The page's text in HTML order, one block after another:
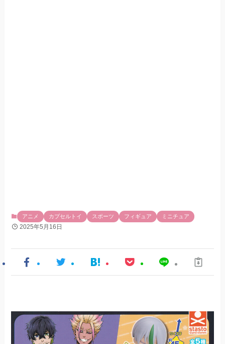
アニメ カプセルトイ スポーツ フィギュア ミニチュア
2025年5月16日